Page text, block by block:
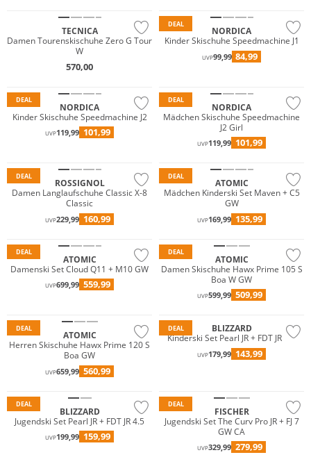
TECNICA
Damen Tourenskischuhe Zero G Tour
W
570,00
DEAL
NORDICA
Kinder Skischuhe Speedmachine J1
UVP99,99 84,99
DEAL
NORDICA
Kinder Skischuhe Speedmachine J2
UVP119,99 101,99
DEAL
NORDICA
Mädchen Skischuhe Speedmachine
J2 Girl
UVP119,99 101,99
DEAL
ROSSIGNOL
Damen Langlaufschuhe Classic X-8
Classic
UVP229,99 160,99
DEAL
ATOMIC
Mädchen Kinderski Set Maven + C5
GW
UVP169,99 135,99
DEAL
ATOMIC
Damenski Set Cloud Q11 + M10 GW
UVP699,99 559,99
DEAL
ATOMIC
Damen Skischuhe Hawx Prime 105 S
Boa W GW
UVP599,99 509,99
DEAL
ATOMIC
Herren Skischuhe Hawx Prime 120 S
Boa GW
UVP659,99 560,99
DEAL
BLIZZARD
Kinderski Set Pearl JR + FDT JR 4.5
UVP179,99 143,99
DEAL
BLIZZARD
Jugendski Set Pearl JR + FDT JR 4.5
UVP199,99 159,99
DEAL
FISCHER
Jugendski Set The Curv Pro JR + FJ 7
GW CA
UVP329,99 279,99